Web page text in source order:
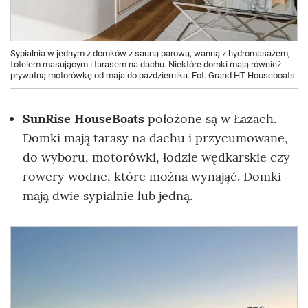
Sypialnia w jednym z domków z sauną parową, wanną z hydromasażem,
fotelem masującym i tarasem na dachu. Niektóre domki mają również
prywatną motorówkę od maja do października. Fot. Grand HT Houseboats
SunRise HouseBoats położone są w Łazach.
Domki mają tarasy na dachu i przycumowane,
do wyboru, motorówki, łodzie wędkarskie czy
rowery wodne, które można wynająć. Domki
mają dwie sypialnie lub jedną.